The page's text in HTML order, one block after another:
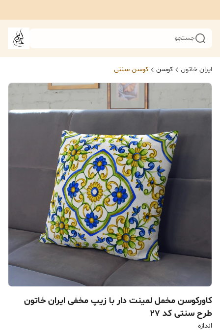
جستجو
ایران خاتون کوسن کوسن سنتی
کاورکوسن مخمل لمینت دار با زیپ مخفی ایران خاتون
طرح سنتی کد ۲۷
اندازه